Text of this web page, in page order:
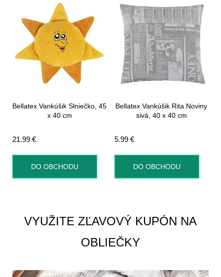
Bellatex Vankúšik Slniečko, 45
x 40 cm
21.99 €
DO OBCHODU
Bellatex Vankúšik Rita Noviny
sivá, 40 x 40 cm
5.99 €
DO OBCHODU
VYUŽITE ZĽAVOVÝ KUPÓN NA
OBLIEČKY